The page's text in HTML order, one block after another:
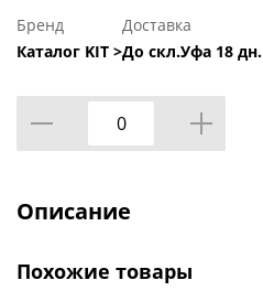
Бренд
Каталог KIT >
Доставка
До скл.Уфа 18 дн.
Описание
Похожие товары